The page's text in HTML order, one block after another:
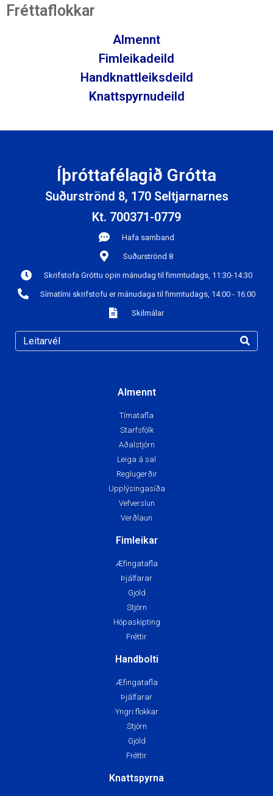
Fréttaflokkar
Almennt
Fimleikadeild
Handknattleiksdeild
Knattspyrnudeild
Íþróttafélagið Grótta
Suðurströnd 8, 170 Seltjarnarnes
Kt. 700371-0779
Hafa samband
Suðurströnd 8
Skrifstofa Gróttu opin mánudag til fimmtudags, 11:30-14:30
Símatími skrifstofu er mánudaga til fimmtudags, 14:00 - 16:00
Skilmálar
Almennt
Tímatafla
Starfsfólk
Aðalstjórn
Leiga á sal
Reglugerðir
Upplýsingasíða
Vefverslun
Verðlaun
Fimleikar
Æfingatafla
Þjálfarar
Gjöld
Stjórn
Hópaskipting
Fréttir
Handbolti
Æfingatafla
Þjálfarar
Yngri flokkar
Stjórn
Gjöld
Fréttir
Knattspyrna